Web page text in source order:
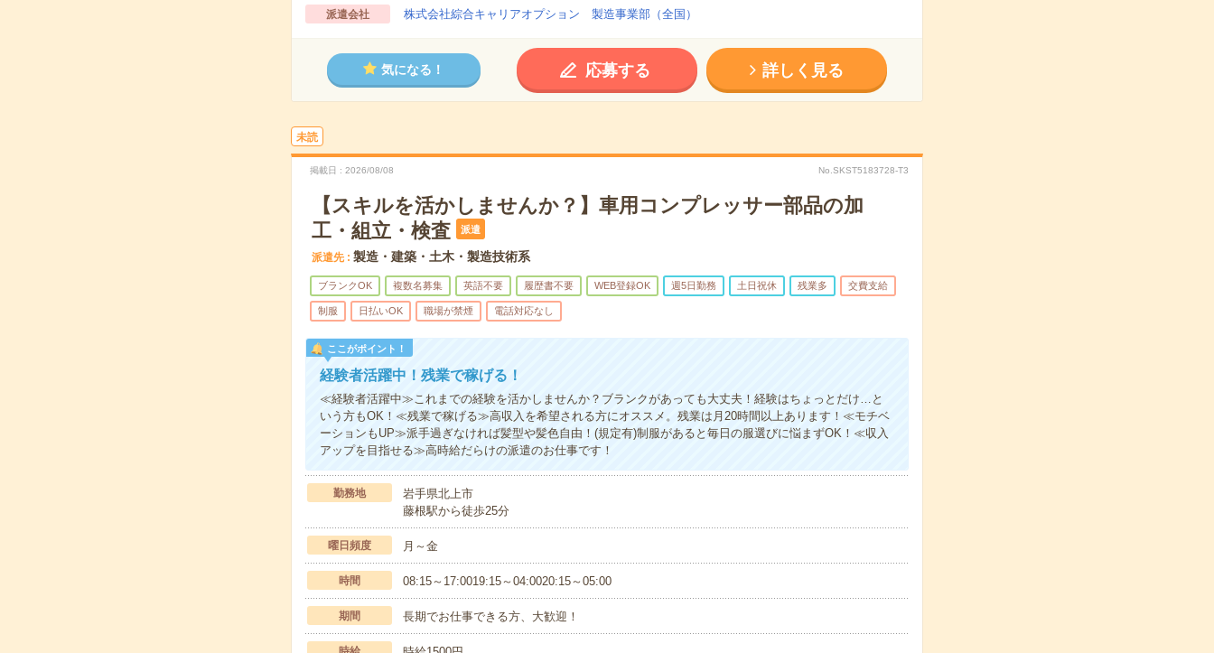
派遣会社 株式会社綜合キャリアオプション 製造事業部（全国）
気になる！ 応募する 詳しく見る
未読
掲載日 2026/08/08 No.SKST5183728-T3
【スキルを活かしませんか？】車用コンプレッサー部品の加
工・組立・検査
派遣
派遣先 製造・建築・土木・製造技術系
ブランクOK 複数名募集 英語不要 履歴書不要 WEB登録OK 週5日勤務 土日祝休 残業多 交費支給
制服 日払いOK 職場が禁煙 電話対応なし
ここがポイント！
経験者活躍中！残業で稼げる！
≪経験者活躍中≫これまでの経験を活かしませんか？ブランクがあっても大丈夫！経験はちょっとだけ…と
いう方もOK！≪残業で稼げる≫高収入を希望される方にオススメ。残業は月20時間以上あります！≪モチベ
ーションもUP≫派手過ぎなければ髪型や髪色自由！(規定有)制服があると毎日の服選びに悩まずOK！≪収入
アップを目指せる≫高時給だらけの派遣のお仕事です！
勤務地
岩手県北上市
藤根駅から徒歩25分
曜日頻度 月～金
時間 08:15～17:0019:15～04:0020:15～05:00
期間 長期でお仕事できる方、大歓迎！